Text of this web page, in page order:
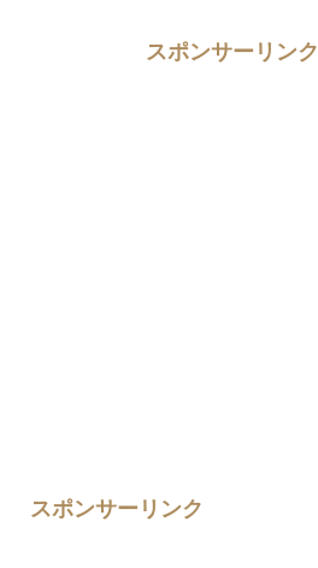
スポンサーリンク
スポンサーリンク